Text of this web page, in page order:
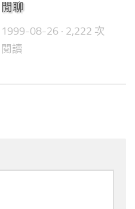
閒聊
1999-08-26 · 2,222 次
閱讀